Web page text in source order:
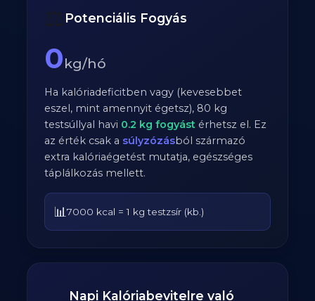
⚖️ Potenciális Fogyás
0kg/hó
Ha kalóriadeficitben vagy (kevesebbet
eszel, mint amennyit égetsz), 80 kg
testsúllyal havi 0.2 kg fogyást érhetsz el. Ez
az érték csak a súlyzózásból származó
extra kalóriaégetést mutatja, egészséges
táplálkozás mellett.
📊7000 kcal = 1 kg testzsír (kb.)
Napi Kalóriabevitelre való